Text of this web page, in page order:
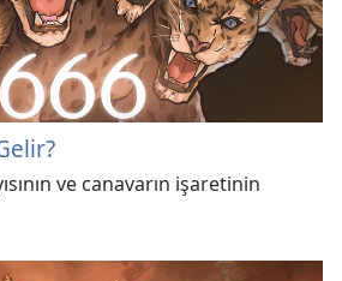
ve canavarın işaretinin